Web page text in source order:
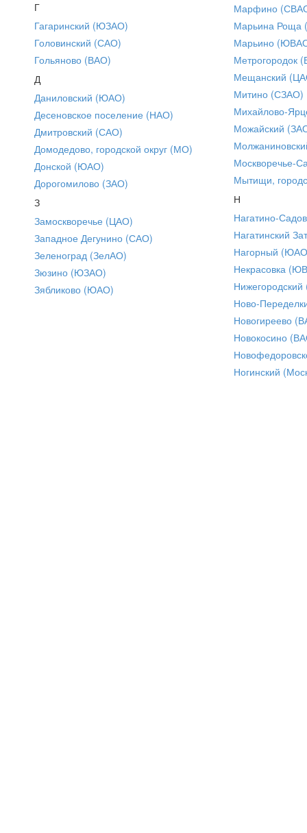
Г
Гагаринский (ЮЗАО)
Головинский (САО)
Гольяново (ВАО)
Д
Даниловский (ЮАО)
Десеновское поселение (НАО)
Дмитровский (САО)
Домодедово, городской округ (МО)
Донской (ЮАО)
Дорогомилово (ЗАО)
З
Замоскворечье (ЦАО)
Западное Дегунино (САО)
Зеленоград (ЗелАО)
Зюзино (ЮЗАО)
Зябликово (ЮАО)
Марфино
Марьина Роща
Марьино
Метрогородок
Мещанский
Митино (СЗАО)
Михайлово-
Можайский
Москворечье-
Мытищи,
Н
Нагатино-
Нагатинский
Нагорный
Некрасовка
Ново-
Новогиреево
Новокосино
Ногинский